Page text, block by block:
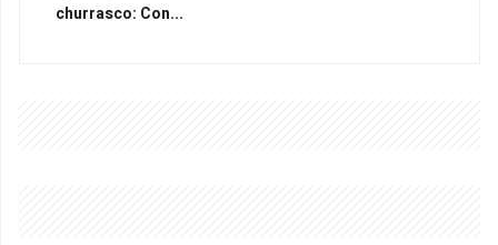
churrasco: Con...